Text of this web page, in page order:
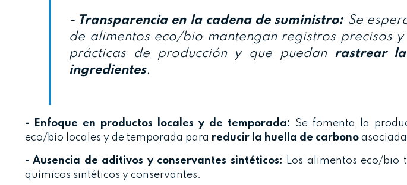
- Transparencia en la cadena de suministro: Se
de alimentos eco/bio mantengan registros precisos y
prácticas de producción y que puedanrastrear la
ingredientes.
- Enfoque en productos locales y de temporada:
Se fomenta la
eco/bio locales y de temporada para reducir la huella de carbono
- Ausencia de aditivos y conservantes sintéticos:
Los alimentos eco/bio
químicos sintéticos y conservantes.